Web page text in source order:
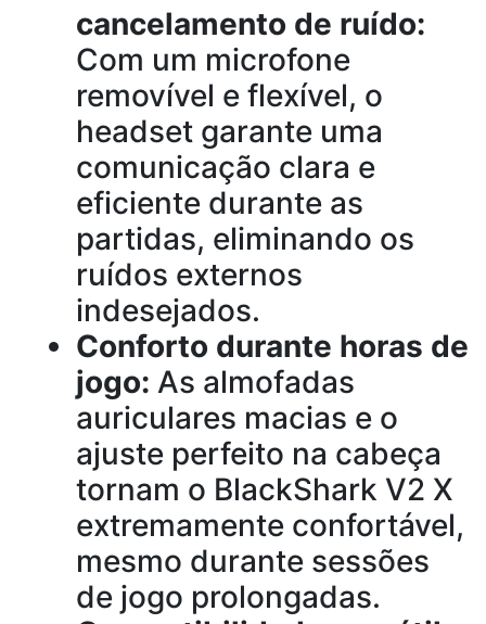
cancelamento de ruído:
Com um microfone
removível e flexível, o
headset garante uma
comunicação clara e
eficiente durante as
partidas, eliminando os
ruídos externos
indesejados.
Conforto durante horas de
jogo: As almofadas
auriculares macias e o
ajuste perfeito na cabeça
tornam o BlackShark V2 X
extremamente confortável,
mesmo durante sessões
de jogo prolongadas.